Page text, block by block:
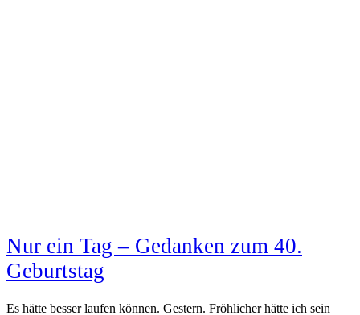
Nur ein Tag – Gedanken zum 40.
Geburtstag
Es hätte besser laufen können. Gestern. Fröhlicher hätte ich sein